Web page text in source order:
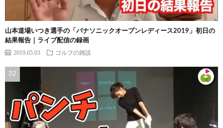
山本道場いつき選手の「パナソニックオープンレディース2019」初日の
結果報告｜ライブ配信の録画
2019.05.03 ゴルフの雑談